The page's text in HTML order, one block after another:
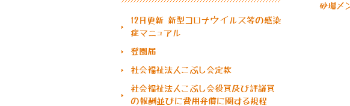
砂場メ
12月更新 新型コロナウイルス等の感染
症マニュアル
登園届
社会福祉法人こぶし会定款
社会福祉法人こぶし会役員及び評議員
の報酬並びに費用弁償に関する規程